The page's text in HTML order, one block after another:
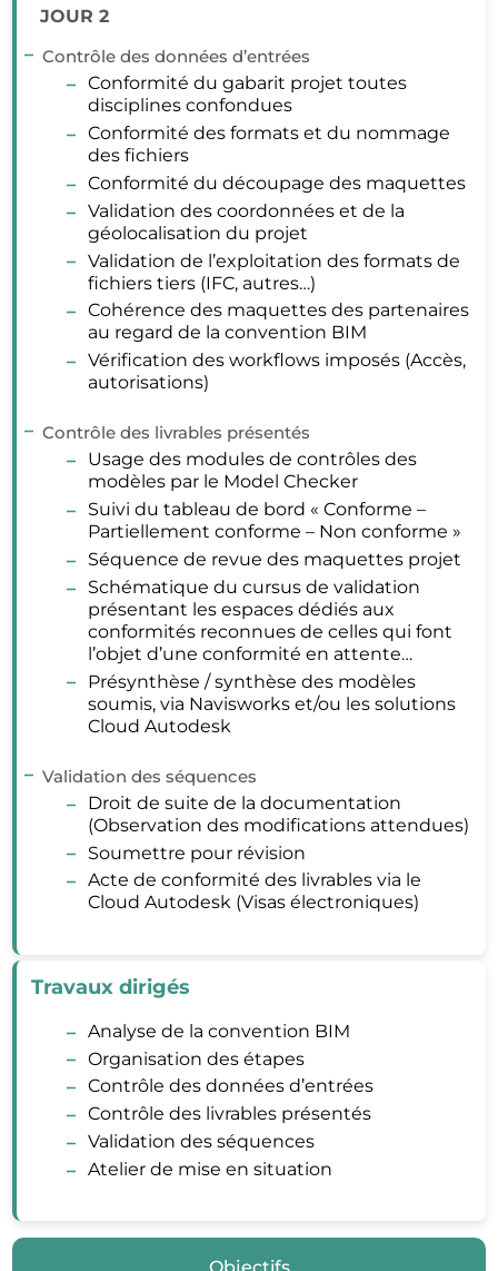
JOUR 2
Contrôle des données d’entrées
Conformité du gabarit projet toutes
disciplines confondues
Conformité des formats et du nommage
des fichiers
Conformité du découpage des maquettes
Validation des coordonnées et de la
géolocalisation du projet
Validation de l’exploitation des formats de
fichiers tiers (IFC, autres…)
Cohérence des maquettes des partenaires
au regard de la convention BIM
Vérification des workflows imposés (Accès,
autorisations)
Contrôle des livrables présentés
Usage des modules de contrôles des
modèles par le Model Checker
Suivi du tableau de bord « Conforme –
Partiellement conforme – Non conforme »
Séquence de revue des maquettes projet
Schématique du cursus de validation
présentant les espaces dédiés aux
conformités reconnues de celles qui font
l’objet d’une conformité en attente…
Présynthèse / synthèse des modèles
soumis, via Navisworks et/ou les solutions
Cloud Autodesk
Validation des séquences
Droit de suite de la documentation
(Observation des modifications attendues)
Soumettre pour révision
Acte de conformité des livrables via le
Cloud Autodesk (Visas électroniques)
Travaux dirigés
Analyse de la convention BIM
Organisation des étapes
Contrôle des données d’entrées
Contrôle des livrables présentés
Validation des séquences
Atelier de mise en situation